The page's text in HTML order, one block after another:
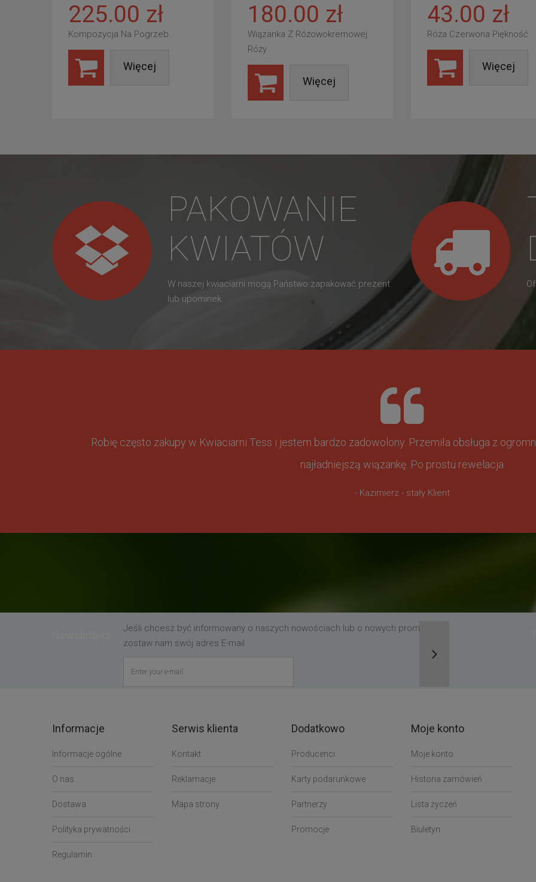
225.00 zł
Kompozycja Na Pogrzeb
Więcej
180.00 zł
Wiązanka Z Różowokremowej
Róży
Więcej
43.00 zł
Róża Czerwona Piękność
Więcej
PAKOWANIE
KWIATÓW
W naszej kwiaciarni mogą Państwo zapakować prezent
lub upominek.
Robię często zakupy w Kwiaciarni Tess i jestem bardzo zadowolony. Przemiła obsługa z
najładniejszą wiązankę. Po prostu rewelacja
- Kazimierz - stały Klient
Jeśli chcesz być informowany o naszych nowościach lub o nowych promocjach,
zostaw nam swój adres E-mail
Informacje
Informacje ogólne
O nas
Dostawa
Polityka prywatności
Regulamin
Serwis klienta
Kontakt
Reklamacje
Mapa strony
Dodatkowo
Producenci
Karty podarunkowe
Partnerzy
Promocje
Moje konto
Moje konto
Historia zamówień
Lista życzeń
Biuletyn